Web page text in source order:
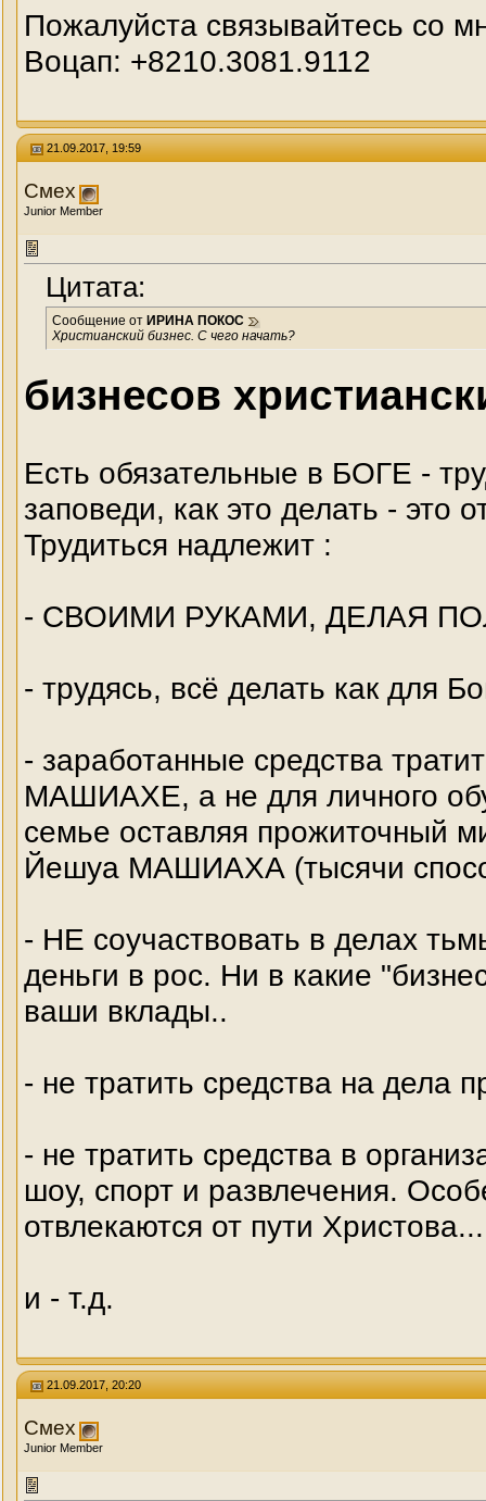
Пожалуйста связывайтесь со
Воцап: +8210.3081.9112
21.09.2017, 19:59
Смех
Junior Member
Цитата:
Сообщение от ИРИНА ПОКОС
Христианский бизнес. С чего начать?
бизнесов
Есть обязательные в БОГЕ -
заповеди, как это делать - это
Трудиться надлежит :
- СВОИМИ РУКАМИ, ДЕЛАЯ
- трудясь, всё делать как для
- заработанные средства
МАШИАХЕ, а не для личного
семье оставляя прожиточный
Йешуа МАШИАХА (тысячи
- НЕ соучаствовать в делах
деньги в рос. Ни в какие
ваши вклады..
- не тратить средства на дела
- не тратить средства в
шоу, спорт и развлечения.
отвлекаются от пути Христова...
и - т.д.
21.09.2017, 20:20
Смех
Junior Member